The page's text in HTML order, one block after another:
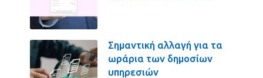
Σημαντική αλλαγή για τα
ωράρια των δημοσίων
υπηρεσιών